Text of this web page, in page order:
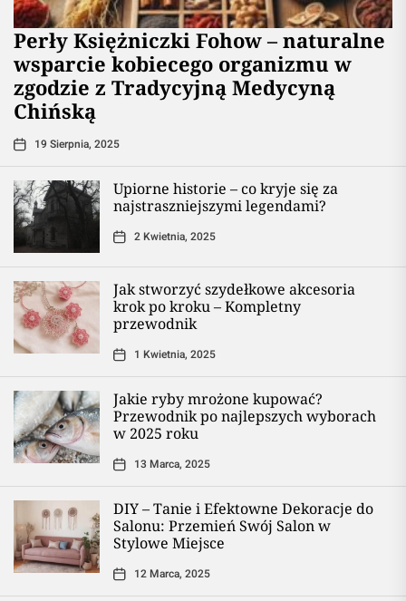
Perły Księżniczki Fohow – naturalne
wsparcie kobiecego organizmu w
zgodzie z Tradycyjną Medycyną
Chińską
19 Sierpnia, 2025
Upiorne historie – co kryje się za
najstraszniejszymi legendami?
2 Kwietnia, 2025
Jak stworzyć szydełkowe akcesoria
krok po kroku – Kompletny
przewodnik
1 Kwietnia, 2025
Jakie ryby mrożone kupować?
Przewodnik po najlepszych wyborach
w 2025 roku
13 Marca, 2025
DIY – Tanie i Efektowne Dekoracje do
Salonu: Przemień Swój Salon w
Stylowe Miejsce
12 Marca, 2025